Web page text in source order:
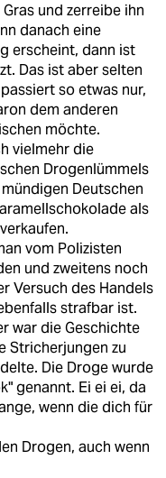
und zerreibe ihn
danach eine
erscheint, dann ist
Das ist aber selten
so etwas nur,
dem anderen
möchte.
vielmehr die
Drogenlümmels
Deutschen
als
vom Polizisten
und zweitens noch
Versuch des Handels
strafbar ist.
war die Geschichte
Stricherjungen zu
Die Droge wurde
genannt. Ei ei ei, da
wenn die dich für
Drogen, auch wenn